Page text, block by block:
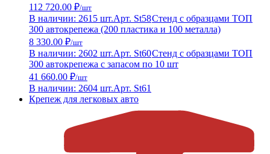
112 720.00 ₽/шт
В наличии: 2615 шт.Арт. St58Стенд с образцами ТОП
300 автокрепежа (200 пластика и 100 металла)
8 330.00 ₽/шт
В наличии: 2602 шт.Арт. St60Стенд с образцами ТОП
300 автокрепежа с запасом по 10 шт
41 660.00 ₽/шт
В наличии: 2604 шт.Арт. St61
Крепеж для легковых авто